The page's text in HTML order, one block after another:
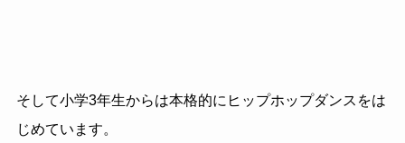
そして小学3年生からは本格的にヒップホップダンスをは
じめています。